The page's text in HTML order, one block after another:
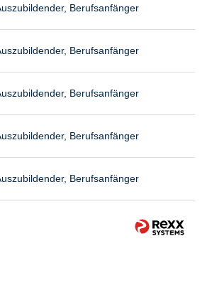
Berufsanfänger
Berufsanfänger
Berufsanfänger
Berufsanfänger
Berufsanfänger